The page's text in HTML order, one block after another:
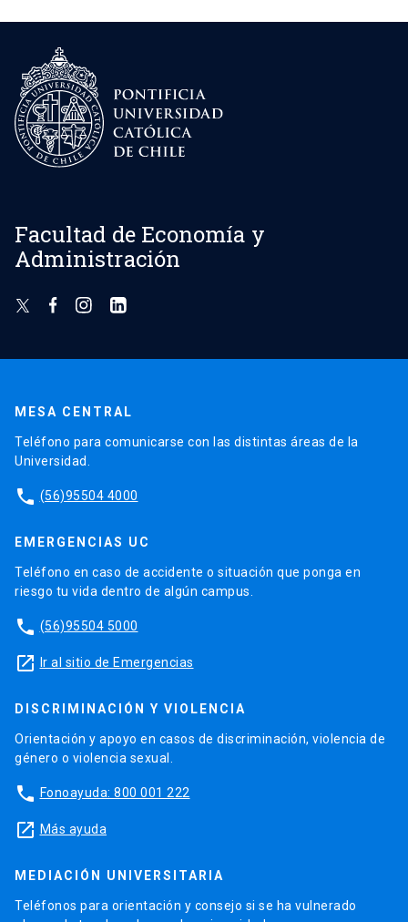
Facultad de Economía y
Administración
MESA CENTRAL
Teléfono para comunicarse con las distintas áreas de la
Universidad.
phone (56)95504 4000
EMERGENCIAS UC
Teléfono en caso de accidente o situación que ponga en
riesgo tu vida dentro de algún campus.
phone (56)95504 5000
launch Ir al sitio de Emergencias
DISCRIMINACIÓN Y VIOLENCIA
Orientación y apoyo en casos de discriminación, violencia de
género o violencia sexual.
phone Fonoayuda: 800 001 222
launch Más ayuda
MEDIACIÓN UNIVERSITARIA
Teléfonos para orientación y consejo si se ha vulnerado